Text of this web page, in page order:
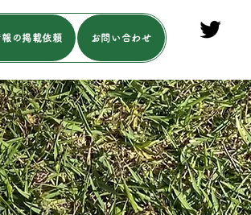
報の掲載依頼 お問い合わせ